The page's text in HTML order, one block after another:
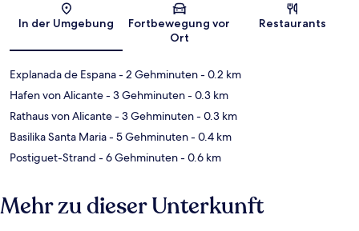
Karte
In der Umgebung
Fortbewegung vor
Ort
Restaurants
Explanada de Espana- 2 Gehminuten- 0.2 km
Hafen von Alicante- 3 Gehminuten- 0.3 km
Rathaus von Alicante- 3 Gehminuten- 0.3 km
Basilika Santa Maria- 5 Gehminuten- 0.4 km
Postiguet-Strand - 6 Gehminuten- 0.6 km
Mehr zu dieser Unterkunft